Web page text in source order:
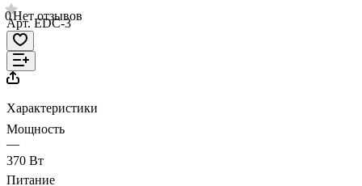
0Нет отзывов
Арт.EDC-3
Характеристики
Мощность
—
370 Вт
Питание